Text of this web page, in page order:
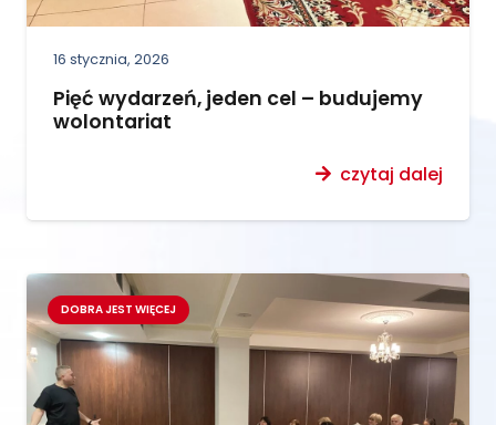
16 stycznia, 2026
Pięć wydarzeń, jeden cel – budujemy
wolontariat
czytaj dalej
DOBRA JEST WIĘCEJ